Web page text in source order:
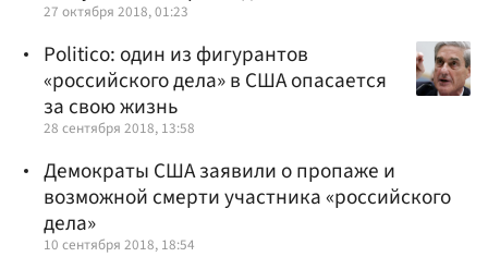
27 октября 2018, 01:23
Politico: один из фигурантов
«российского дела» в США опасается
за свою жизнь
28 сентября 2018, 13:58
Демократы США заявили о пропаже и
возможной смерти участника «российского
дела»
10 сентября 2018, 18:54